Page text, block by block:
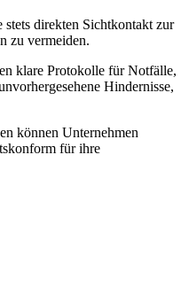
stets direkten Sichtkontakt zur
zu vermeiden.
klare Protokolle für Notfälle,
Hindernisse,
können Unternehmen
für ihre